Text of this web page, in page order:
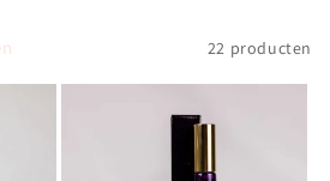
22 producten